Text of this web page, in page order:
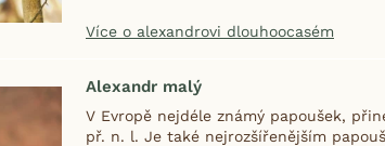
Více o alexandrovi dlouhoocasém
Alexandr malý
V Evropě nejdéle známý papoušek,
př. n. l. Je také nejrozšířenějším